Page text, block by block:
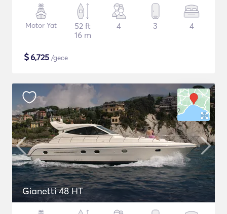
Motor Yat
52 ft
16 m
4 3 4
$6,725 /gece
Gianetti 48 HT